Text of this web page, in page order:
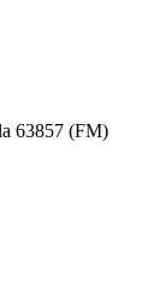
63857 (FM)